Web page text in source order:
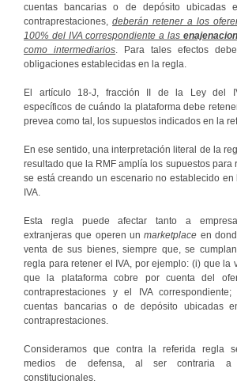
cuentas bancarias o de depósito ubicadas
contraprestaciones, deberán retener a los
100% del IVA correspondiente a las
como intermediarios . Para tales efectos
obligaciones establecidas en la regla.
El artículo 18-J, fracción II de la Ley del
específicos de cuándo la plataforma debe
prevea como tal, los supuestos indicados en la
En ese sentido, una interpretación literal de la
resultado que la RMF amplía los supuestos para
se está creando un escenario no establecido
IVA.
Esta regla puede afectar tanto a
extranjeras que operen unmarketplace en
venta de sus bienes, siempre que, se
regla para retener el IVA, por ejemplo: (i) que la
que la plataforma cobre por cuenta del
contraprestaciones y el IVA
cuentas bancarias o de depósito ubicadas
contraprestaciones.
Consideramos que contra la referida regla
medios de defensa, al ser contraria a
constitucionales.